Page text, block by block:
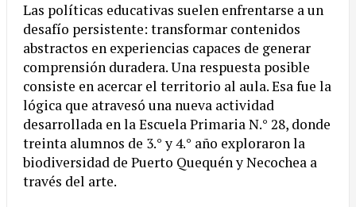
Las políticas educativas suelen enfrentarse a un
desafío persistente: transformar contenidos
abstractos en experiencias capaces de generar
comprensión duradera. Una respuesta posible
consiste en acercar el territorio al aula. Esa fue la
lógica que atravesó una nueva actividad
desarrollada en la Escuela Primaria N.° 28, donde
treinta alumnos de 3.° y 4.° año exploraron la
biodiversidad de Puerto Quequén y Necochea a
través del arte.